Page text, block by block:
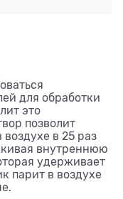
для обработки
это
позволит
в 25 раз
внутреннюю
удерживает
парит в воздухе